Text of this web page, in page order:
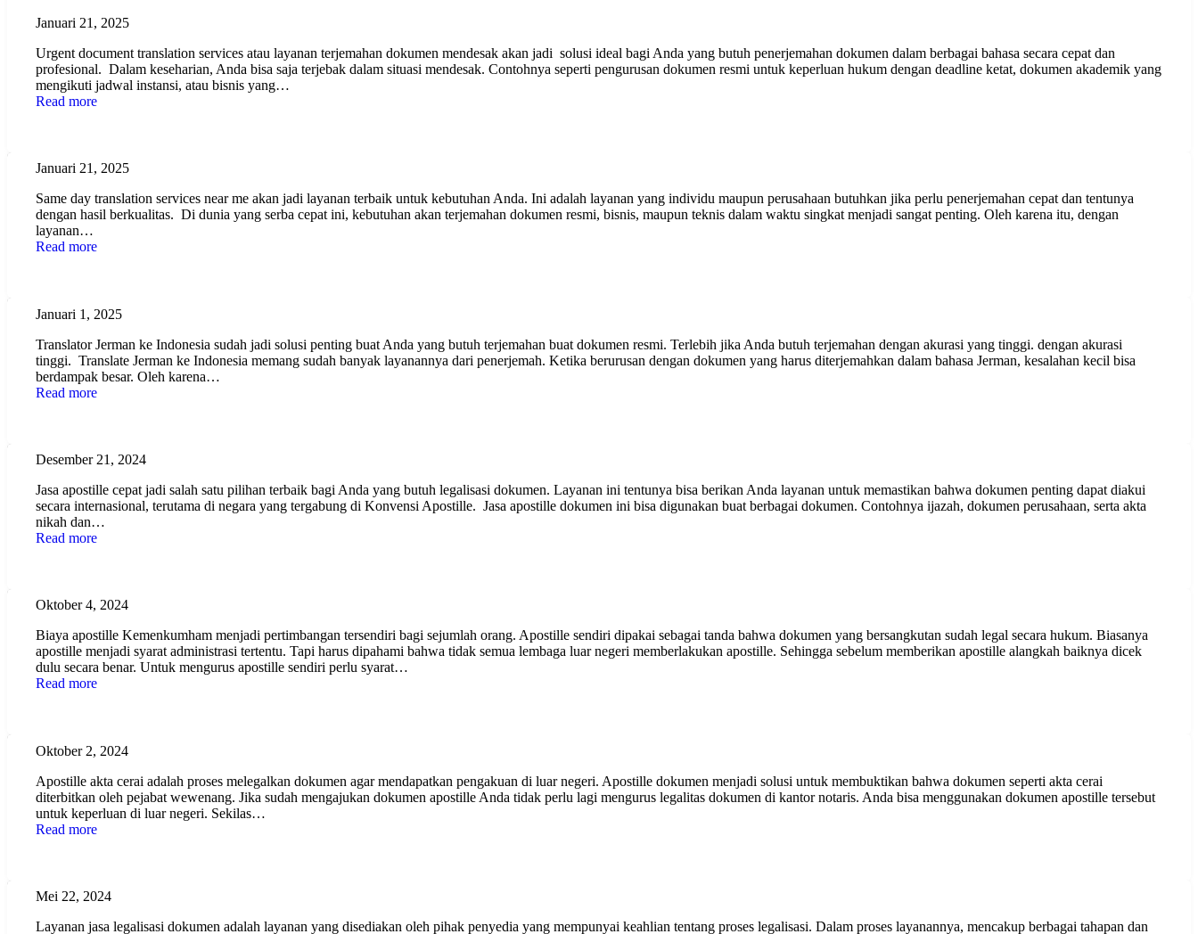
Januari 21, 2025
Urgent document translation services atau layanan terjemahan dokumen mendesak akan jadi solusi ideal bagi Anda yang butuh penerjemahan dokumen dalam berbagai bahasa secara cepat dan
profesional. Dalam keseharian, Anda bisa saja terjebak dalam situasi mendesak. Contohnya seperti pengurusan dokumen resmi untuk keperluan hukum dengan deadline ketat, dokumen akademik yang
mengikuti jadwal instansi, atau bisnis yang…
Read more
Januari 21, 2025
Same day translation services near me akan jadi layanan terbaik untuk kebutuhan Anda. Ini adalah layanan yang individu maupun perusahaan butuhkan jika perlu penerjemahan cepat dan tentunya
dengan hasil berkualitas. Di dunia yang serba cepat ini, kebutuhan akan terjemahan dokumen resmi, bisnis, maupun teknis dalam waktu singkat menjadi sangat penting. Oleh karena itu, dengan
layanan…
Read more
Januari 1, 2025
Translator Jerman ke Indonesia sudah jadi solusi penting buat Anda yang butuh terjemahan buat dokumen resmi. Terlebih jika Anda butuh terjemahan dengan akurasi yang tinggi. dengan akurasi
tinggi. Translate Jerman ke Indonesia memang sudah banyak layanannya dari penerjemah. Ketika berurusan dengan dokumen yang harus diterjemahkan dalam bahasa Jerman, kesalahan kecil bisa
berdampak besar. Oleh karena…
Read more
Desember 21, 2024
Jasa apostille cepat jadi salah satu pilihan terbaik bagi Anda yang butuh legalisasi dokumen. Layanan ini tentunya bisa berikan Anda layanan untuk memastikan bahwa dokumen penting dapat diakui
secara internasional, terutama di negara yang tergabung di Konvensi Apostille. Jasa apostille dokumen ini bisa digunakan buat berbagai dokumen. Contohnya ijazah, dokumen perusahaan, serta akta
nikah dan…
Read more
Oktober 4, 2024
Biaya apostille Kemenkumham menjadi pertimbangan tersendiri bagi sejumlah orang. Apostille sendiri dipakai sebagai tanda bahwa dokumen yang bersangkutan sudah legal secara hukum. Biasanya
apostille menjadi syarat administrasi tertentu. Tapi harus dipahami bahwa tidak semua lembaga luar negeri memberlakukan apostille. Sehingga sebelum memberikan apostille alangkah baiknya dicek
dulu secara benar. Untuk mengurus apostille sendiri perlu syarat…
Read more
Oktober 2, 2024
Apostille akta cerai adalah proses melegalkan dokumen agar mendapatkan pengakuan di luar negeri. Apostille dokumen menjadi solusi untuk membuktikan bahwa dokumen seperti akta cerai
diterbitkan oleh pejabat wewenang. Jika sudah mengajukan dokumen apostille Anda tidak perlu lagi mengurus legalitas dokumen di kantor notaris. Anda bisa menggunakan dokumen apostille tersebut
untuk keperluan di luar negeri. Sekilas…
Read more
Mei 22, 2024
Layanan jasa legalisasi dokumen adalah layanan yang disediakan oleh pihak penyedia yang mempunyai keahlian tentang proses legalisasi. Dalam proses layanannya, mencakup berbagai tahapan dan